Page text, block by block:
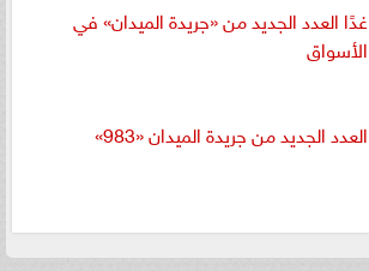
غدًا العدد الجديد من «جريدة الميدان» في
الأسواق
العدد الجديد من جريدة الميدان «983»